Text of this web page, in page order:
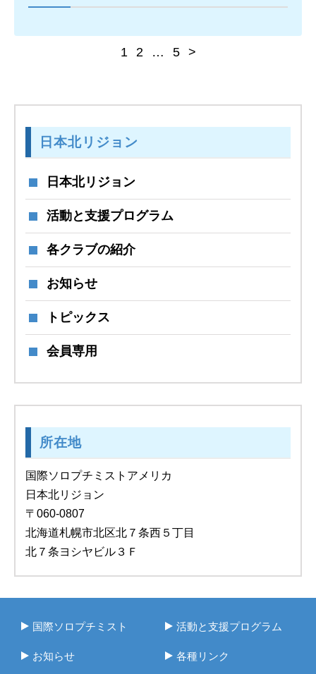
1 2 … 5 >
日本北リジョン
日本北リジョン
活動と支援プログラム
各クラブの紹介
お知らせ
トピックス
会員専用
所在地
国際ソロプチミストアメリカ
日本北リジョン
〒060-0807
北海道札幌市北区北７条西５丁目
北７条ヨシヤビル３Ｆ
国際ソロプチミスト 活動と支援プログラム
お知らせ 各種リンク